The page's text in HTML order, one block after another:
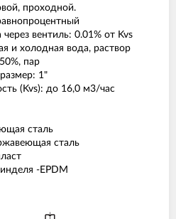
проходной.
вентиль: 0.01% от Kvs
и холодная вода, раствор
пар
1"
(Kvs): до 16,0 м3/час
сталь
сталь
-EPDM